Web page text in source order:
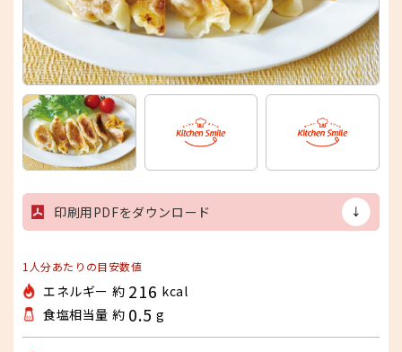
印刷用PDFをダウンロード
1人分あたりの目安数値
エネルギー 約 216 kcal
食塩相当量 約 0.5 g